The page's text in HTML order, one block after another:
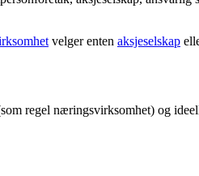
velger enten aksjeselskap
regel næringsvirksomhet) og